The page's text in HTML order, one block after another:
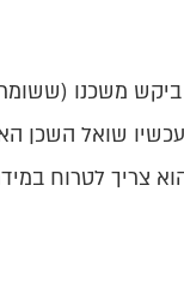
משכנו
צריך לטרוח